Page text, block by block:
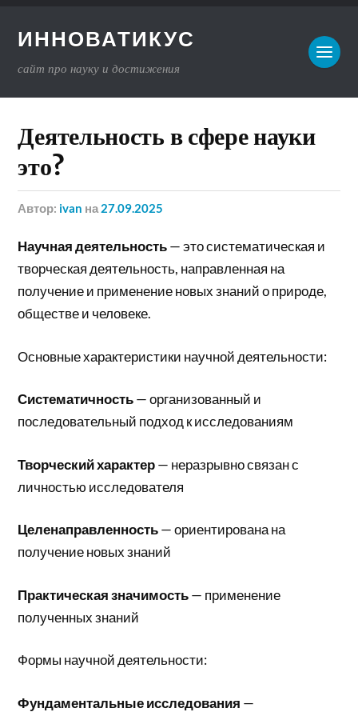
ИННОВАТИКУС
сайт про науку и достижения
Деятельность в сфере науки
это?
Автор: ivan на 27.09.2025
Научная деятельность— это систематическая и
творческая деятельность, направленная на
получение и применение новых знаний о природе,
обществе и человеке.
Основные характеристики научной деятельности:
Систематичность— организованный и
последовательный подход к исследованиям
Творческий характер— неразрывно связан с
личностью исследователя
Целенаправленность— ориентирована на
получение новых знаний
Практическая значимость— применение
полученных знаний
Формы научной деятельности:
Фундаментальные исследования —